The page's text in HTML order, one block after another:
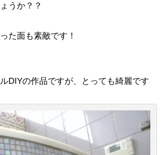
うか？？
た面も素敵です！
DIYの作品ですが、とっても綺麗です